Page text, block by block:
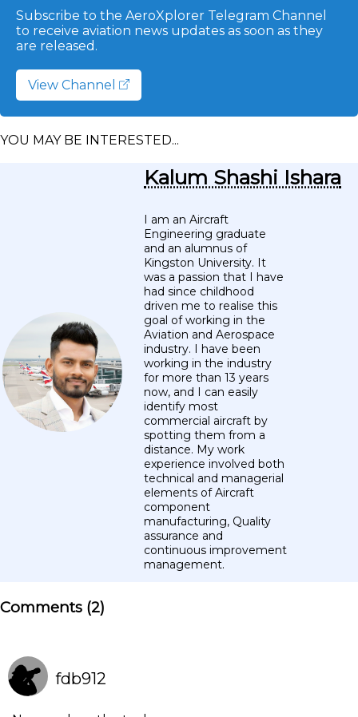
Subscribe to the AeroXplorer Telegram Channel
to receive aviation news updates as soon as they
are released.
View Channel
YOU MAY BE INTERESTED...
Kalum Shashi Ishara
I am an Aircraft
Engineering graduate
and an alumnus of
Kingston University. It
was a passion that I have
had since childhood
driven me to realise this
goal of working in the
Aviation and Aerospace
industry. I have been
working in the industry
for more than 13 years
now, and I can easily
identify most
commercial aircraft by
spotting them from a
distance. My work
experience involved both
technical and managerial
elements of Aircraft
component
manufacturing, Quality
assurance and
continuous improvement
management.
Comments (2)
fdb912